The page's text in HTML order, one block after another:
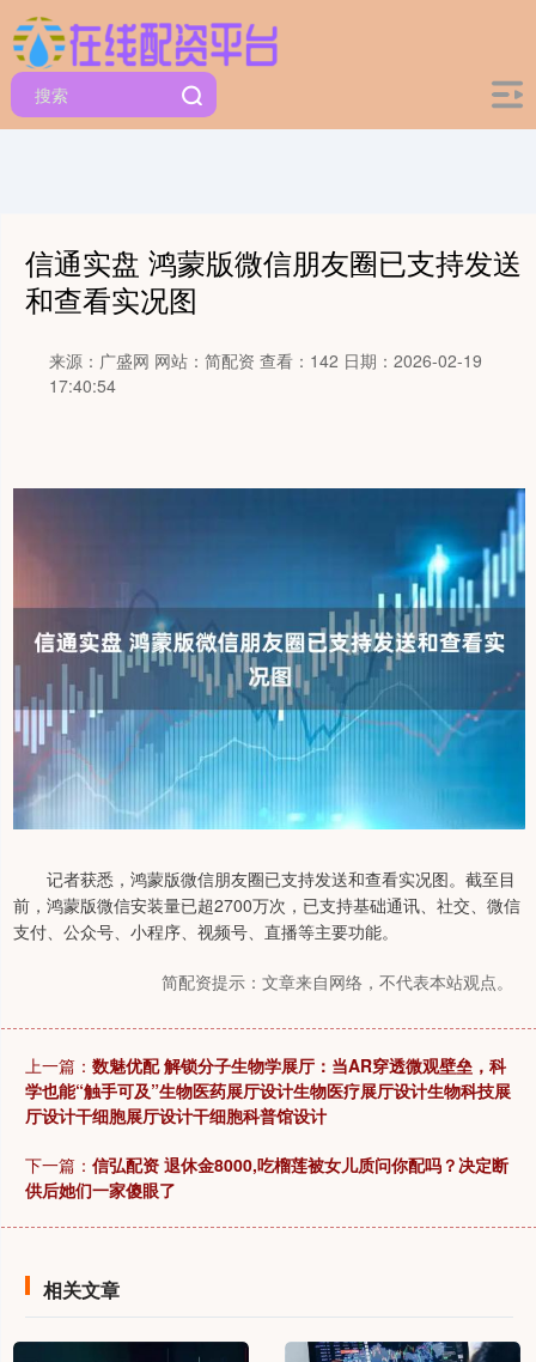
信通实盘 鸿蒙版微信朋友圈已支持发送
和查看实况图
来源：广盛网 网站：简配资 查看：142 日期：2026-02-19
17:40:54
记者获悉，鸿蒙版微信朋友圈已支持发送和查看实况图。截至目
前，鸿蒙版微信安装量已超2700万次，已支持基础通讯、社交、微信
支付、公众号、小程序、视频号、直播等主要功能。
简配资提示：文章来自网络，不代表本站观点。
上一篇： 数魅优配 解锁分子生物学展厅：当AR穿透微观壁垒，科
学也能“触手可及”生物医药展厅设计生物医疗展厅设计生物科技展
厅设计干细胞展厅设计干细胞科普馆设计
下一篇： 信弘配资 退休金8000,吃榴莲被女儿质问你配吗？决定断
供后她们一家傻眼了
相关文章